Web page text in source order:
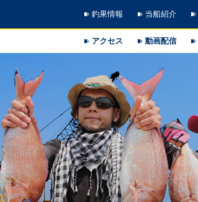
釣果情報 当船紹介
アクセス 動画配信